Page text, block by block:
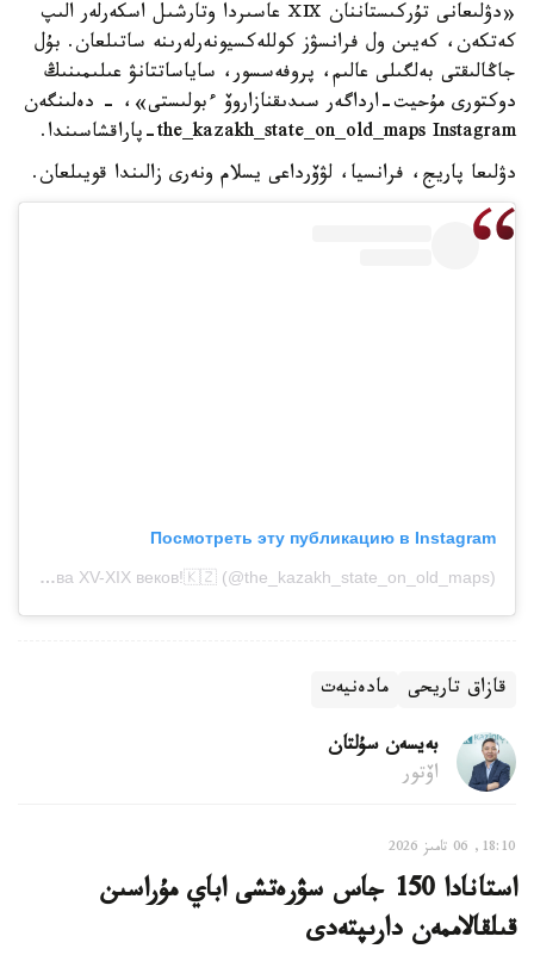
«دۋلىعانى تۇركىستاننان ⅩⅨ عاسىردا وتارشىل اسكەرلەر الىپ
كەتكەن، كەيىن ول فرانسۋز كوللەكسيونەرلەرىنە ساتىلعان. بۇل
جاڭالىقتى بەلگىلى عالىم، پروفەسسور، ساياساتتانۋ عىلىمىنىڭ
دوكتورى مۇحيت-ارداگەر سىدىقنازاروۆ ءبولىستى»، - دەلىنگەن
the_kazakh_state_on_old_maps Instagram-پاراقشاسىندا.
دۋلىعا پاريج، فرانسيا، لۋۆرداعى يسلام ونەرى زالىندا قويىلعان.
Посмотреть эту публикацию в Instagram
Публикация от 🇰🇿Старинные карты Казахского Государства XV-XIX веков!🇰🇿 (@the_kazakh_state_on_old_maps)
قازاق تاريحى مادەنيەت
بەيسەن سۇلتان
اۆتور
18:10, 06 تامىز 2026
استانادا 150 جاس سۋرەتشى اباي مۇراسىن
قىلقالاممەن دارىپتەدى